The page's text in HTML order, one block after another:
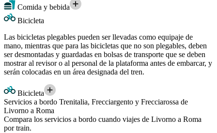
Comida y bebida
Bicicleta
Las bicicletas plegables pueden ser llevadas como equipaje de
mano, mientras que para las bicicletas que no son plegables, deben
ser desmontadas y guardadas en bolsas de transporte que se deben
mostrar al revisor o al personal de la plataforma antes de embarcar, y
serán colocadas en un área designada del tren.
Bicicleta
Servicios a bordo Trenitalia, Frecciargento y Frecciarossa de
Livorno a Roma
Compara los servicios a bordo cuando viajes de Livorno a Roma
por train.